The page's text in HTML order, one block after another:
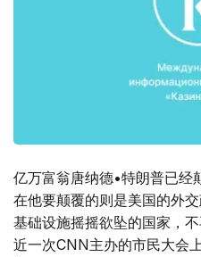
亿万富翁唐纳德•特朗普已经
在他要颠覆的则是美国的外
基础设施摇摇欲坠的国家，
近一次CNN主办的市民大会